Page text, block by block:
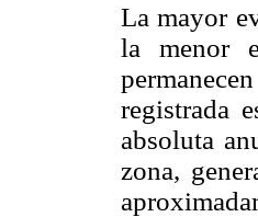
La mayor
la menor
registrada
absoluta
zona,